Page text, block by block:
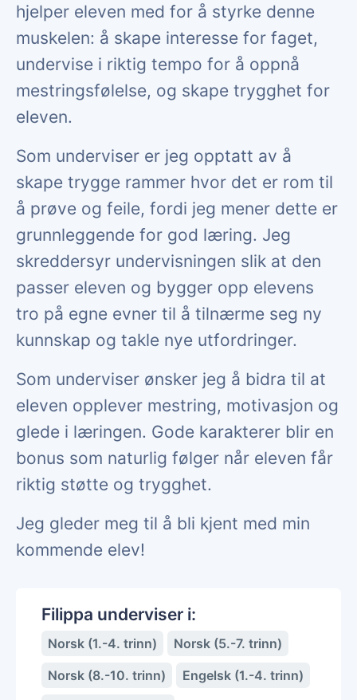
hjelper eleven med for å styrke denne
muskelen: å skape interesse for faget,
undervise i riktig tempo for å oppnå
mestringsfølelse, og skape trygghet for
eleven.
Som underviser er jeg opptatt av å
skape trygge rammer hvor det er rom til
å prøve og feile, fordi jeg mener dette er
grunnleggende for god læring. Jeg
skreddersyr undervisningen slik at den
passer eleven og bygger opp elevens
tro på egne evner til å tilnærme seg ny
kunnskap og takle nye utfordringer.
Som underviser ønsker jeg å bidra til at
eleven opplever mestring, motivasjon og
glede i læringen. Gode karakterer blir en
bonus som naturlig følger når eleven får
riktig støtte og trygghet.
Jeg gleder meg til å bli kjent med min
kommende elev!
Filippa underviser i:
Norsk (1.-4. trinn)
Norsk (5.-7. trinn)
Norsk (8.-10. trinn)
Engelsk (1.-4. trinn)